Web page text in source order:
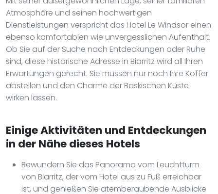
Atmosphäre und seinen hochwertigen
Dienstleistungen verspricht das Hotel Le Windsor einen
ebenso komfortablen wie unvergesslichen Aufenthalt.
Ob Sie auf der Suche nach Entdeckungen oder Ruhe
sind, diese historische Adresse in Biarritz wird all Ihren
Erwartungen gerecht. Sie müssen nur noch Ihre Koffer
abstellen und den Charme der Baskischen Küste
wirken lassen.
Einige Aktivitäten und Entdeckungen
in der Nähe dieses Hotels
Bewundern Sie das Panorama vom Leuchtturm
von Biarritz, der vom Hotel aus zu Fuß erreichbar
ist, und genießen Sie atemberaubende Ausblicke